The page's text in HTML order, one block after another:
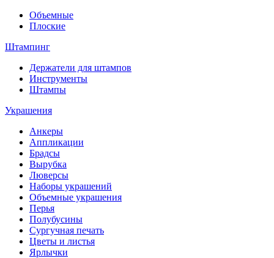
Объемные
Плоские
Штампинг
Держатели для штампов
Инструменты
Штампы
Украшения
Анкеры
Аппликации
Брадсы
Вырубка
Люверсы
Наборы украшений
Объемные украшения
Перья
Полубусины
Сургучная печать
Цветы и листья
Ярлычки